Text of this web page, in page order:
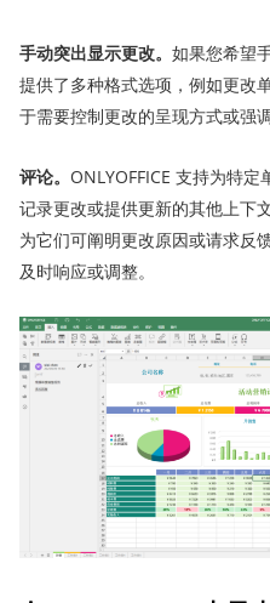
手动突出显示更改。 如果您希望
提供了多种格式选项，例如更改
于需要控制更改的呈现方式或强
评论。 ONLYOFFICE 支持为特
记录更改或提供更新的其他上下
为它们可阐明更改原因或请求反
及时响应或调整。